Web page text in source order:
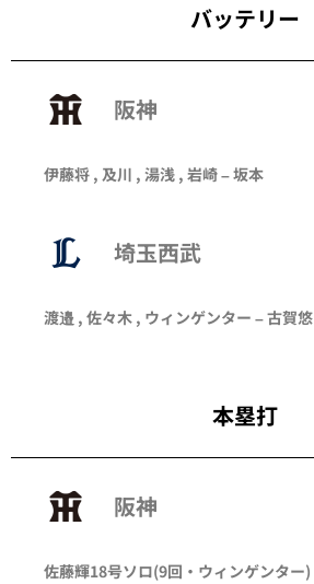
バッテリー
阪神
伊藤将 , 及川 , 湯浅 , 岩崎 – 坂本
埼玉西武
渡邉 , 佐々木 , ウィンゲンター –古賀悠
本塁打
阪神
佐藤輝18号ソロ(9回・ ウィンゲンター)